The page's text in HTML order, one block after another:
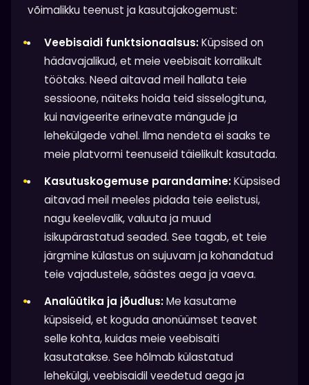
võimalikku teenust ja kasutajakogemust:
Veebisaidi funktsionaalsus:Küpsised on
hädavajalikud, et meie veebisait korralikult
töötaks. Need aitavad meil hallata teie
sessioone, näiteks hoida teid sisselogituna,
kui navigeerite erinevate mängude ja
lehekülgede vahel. Ilma nendeta ei saaks te
meie platvormi teenuseid täielikult kasutada.
Kasutuskogemuse parandamine:Küpsised
aitavad meil meeles pidada teie eelistusi,
nagu keelevalik, valuuta ja muud
isikupärastatud seaded. See tagab, et teie
järgmine külastus on sujuvam ja kohandatud
teie vajadustele, säästes aega ja vaeva.
Analüütika ja jõudlus:Me kasutame
küpsiseid, et koguda anonüümset teavet
selle kohta, kuidas meie veebisaiti
kasutatakse. See hõlmab külastatud
lehekülgi, veebisaidil veedetud aega ja